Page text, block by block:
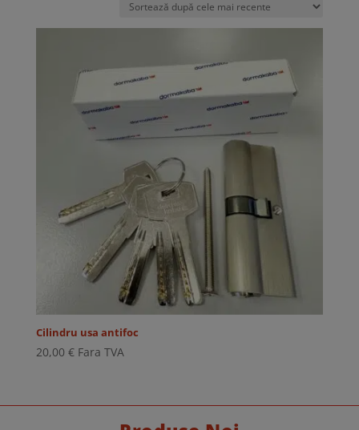
Cilindru usa antifoc
20,00 € Fara TVA